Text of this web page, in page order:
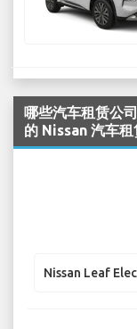
哪些汽车租赁公
的 Nissan 汽车租
Nissan Leaf